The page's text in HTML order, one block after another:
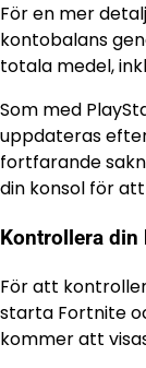
För en mer
kontobalans
totala medel,
Som med
uppdateras
fortfarande
din konsol för
Kontrollera
För att
starta Fortnite
kommer att